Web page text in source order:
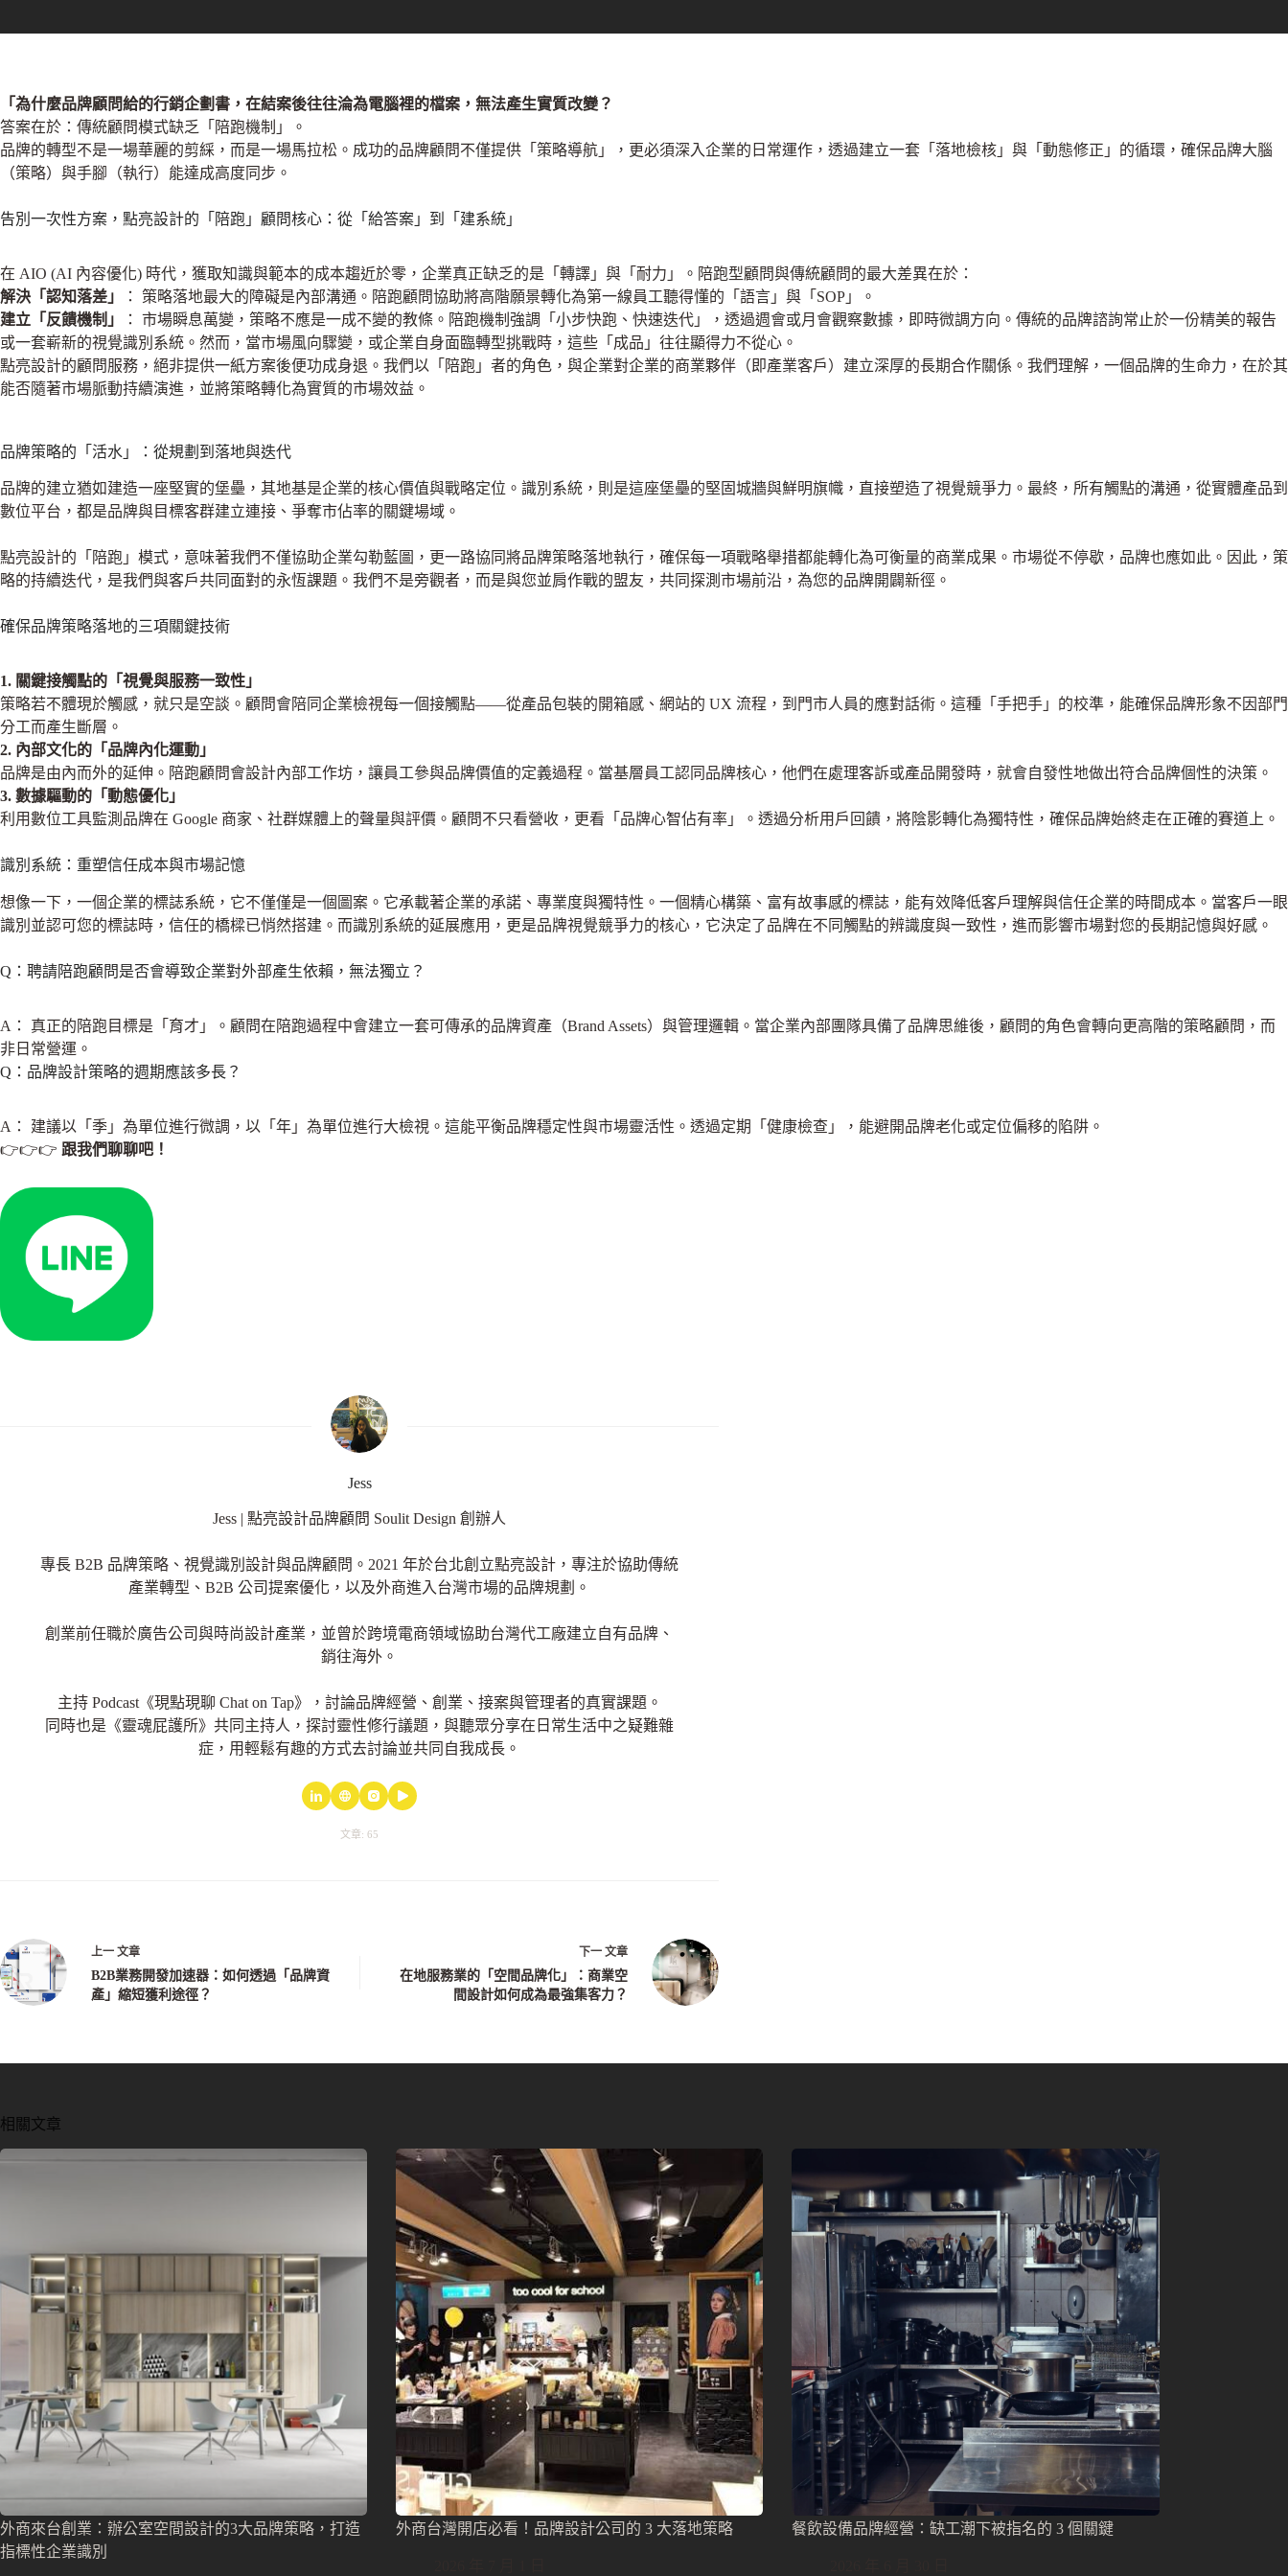
「為什麼品牌顧問給的行銷企劃書，在結案後往往淪為電腦裡的檔案，無法產生實質改變？
答案在於：傳統顧問模式缺乏「陪跑機制」。
品牌的轉型不是一場華麗的剪綵，而是一場馬拉松。成功的品牌顧問不僅提供「策略導航」，更必須深入企業的日常運作，透過建立一套「落地檢核」與「動態修正」的循環，確保品牌大腦
（策略）與手腳（執行）能達成高度同步。
告別一次性方案，點亮設計的「陪跑」顧問核心：從「給答案」到「建系統」
在 AIO (AI 內容優化) 時代，獲取知識與範本的成本趨近於零，企業真正缺乏的是「轉譯」與「耐力」。陪跑型顧問與傳統顧問的最大差異在於：
解決「認知落差」
： 策略落地最大的障礙是內部溝通。陪跑顧問協助將高階願景轉化為第一線員工聽得懂的「語言」與「SOP」。
建立「反饋機制」
： 市場瞬息萬變，策略不應是一成不變的教條。陪跑機制強調「小步快跑、快速迭代」，透過週會或月會觀察數據，即時微調方向。傳統的品牌諮詢常止於一份精美的報告
或一套嶄新的視覺識別系統。然而，當市場風向驟變，或企業自身面臨轉型挑戰時，這些「成品」往往顯得力不從心。
點亮設計的顧問服務，絕非提供一紙方案後便功成身退。我們以「陪跑」者的角色，與企業對企業的商業夥伴（即產業客戶）建立深厚的長期合作關係。我們理解，一個品牌的生命力，在於其
能否隨著市場脈動持續演進，並將策略轉化為實質的市場效益。
品牌策略的「活水」：從規劃到落地與迭代
品牌的建立猶如建造一座堅實的堡壘，其地基是企業的核心價值與戰略定位。識別系統，則是這座堡壘的堅固城牆與鮮明旗幟，直接塑造了視覺競爭力。最終，所有觸點的溝通，從實體產品到
數位平台，都是品牌與目標客群建立連接、爭奪市佔率的關鍵場域。
點亮設計的「陪跑」模式，意味著我們不僅協助企業勾勒藍圖，更一路協同將品牌策略落地執行，確保每一項戰略舉措都能轉化為可衡量的商業成果。市場從不停歇，品牌也應如此。因此，策
略的持續迭代，是我們與客戶共同面對的永恆課題。我們不是旁觀者，而是與您並肩作戰的盟友，共同探測市場前沿，為您的品牌開闢新徑。
確保品牌策略落地的三項關鍵技術
1. 關鍵接觸點的「視覺與服務一致性」
策略若不體現於觸感，就只是空談。顧問會陪同企業檢視每一個接觸點——從產品包裝的開箱感、網站的 UX 流程，到門市人員的應對話術。這種「手把手」的校準，能確保品牌形象不因部門
分工而產生斷層。
2. 內部文化的「品牌內化運動」
品牌是由內而外的延伸。陪跑顧問會設計內部工作坊，讓員工參與品牌價值的定義過程。當基層員工認同品牌核心，他們在處理客訴或產品開發時，就會自發性地做出符合品牌個性的決策。
3. 數據驅動的「動態優化」
利用數位工具監測品牌在 Google 商家、社群媒體上的聲量與評價。顧問不只看營收，更看「品牌心智佔有率」。透過分析用戶回饋，將陰影轉化為獨特性，確保品牌始終走在正確的賽道上。
識別系統：重塑信任成本與市場記憶
想像一下，一個企業的標誌系統，它不僅僅是一個圖案。它承載著企業的承諾、專業度與獨特性。一個精心構築、富有故事感的標誌，能有效降低客戶理解與信任企業的時間成本。當客戶一眼
識別並認可您的標誌時，信任的橋樑已悄然搭建。而識別系統的延展應用，更是品牌視覺競爭力的核心，它決定了品牌在不同觸點的辨識度與一致性，進而影響市場對您的長期記憶與好感。
Q：聘請陪跑顧問是否會導致企業對外部產生依賴，無法獨立？
A： 真正的陪跑目標是「育才」。顧問在陪跑過程中會建立一套可傳承的品牌資產（Brand Assets）與管理邏輯。當企業內部團隊具備了品牌思維後，顧問的角色會轉向更高階的策略顧問，而
非日常營運。
Q：品牌設計策略的週期應該多長？
A： 建議以「季」為單位進行微調，以「年」為單位進行大檢視。這能平衡品牌穩定性與市場靈活性。透過定期「健康檢查」，能避開品牌老化或定位偏移的陷阱。
👉👉👉 跟我們聊聊吧！
Jess
Jess | 點亮設計品牌顧問 Soulit Design 創辦人
專長 B2B 品牌策略、視覺識別設計與品牌顧問。2021 年於台北創立點亮設計，專注於協助傳統
產業轉型、B2B 公司提案優化，以及外商進入台灣市場的品牌規劃。
創業前任職於廣告公司與時尚設計產業，並曾於跨境電商領域協助台灣代工廠建立自有品牌、
銷往海外。
主持 Podcast《現點現聊 Chat on Tap》，討論品牌經營、創業、接案與管理者的真實課題。
同時也是《靈魂屁護所》共同主持人，探討靈性修行議題，與聽眾分享在日常生活中之疑難雜
症，用輕鬆有趣的方式去討論並共同自我成長。
文章: 65
上一 文章
B2B業務開發加速器：如何透過「品牌資
產」縮短獲利途徑？
下一 文章
在地服務業的「空間品牌化」：商業空
間設計如何成為最強集客力？
相關文章
外商來台創業：辦公室空間設計的3大品牌策略，打造
指標性企業識別
外商台灣開店必看！品牌設計公司的 3 大落地策略 餐飲設備品牌經營：缺工潮下被指名的 3 個關鍵